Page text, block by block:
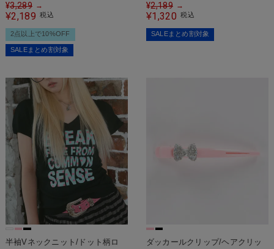
¥3,289 →
¥2,189 税込
2点以上で10%OFF
SALEまとめ割対象
¥2,189 →
¥1,320 税込
SALEまとめ割対象
半袖Vネックニット/ドット柄ロ
ダッカールクリップ/ヘアクリッ